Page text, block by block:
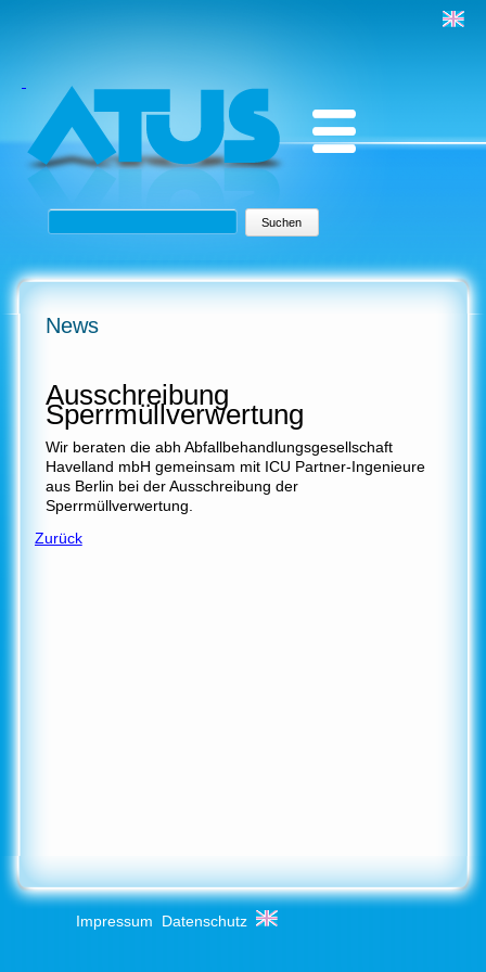
Suchbegriffe Suchen
News
Ausschreibung
Sperrmüllverwertung
Wir beraten die abh Abfallbehandlungsgesellschaft
Havelland mbH gemeinsam mit ICU Partner-Ingenieure
aus Berlin bei der Ausschreibung der
Sperrmüllverwertung.
Zurück
Impressum Datenschutz